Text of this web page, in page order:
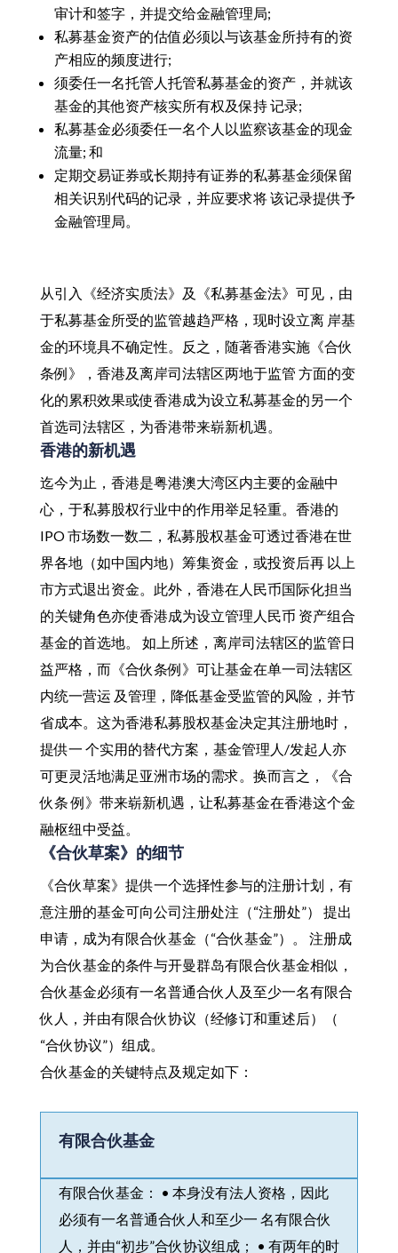
审计和签字，并提交给金融管理局;
私募基金资产的估值必须以与该基金所持有的资
产相应的频度进行;
须委任一名托管人托管私募基金的资产，并就该
基金的其他资产核实所有权及保持 记录;
私募基金必须委任一名个人以监察该基金的现金
流量; 和
定期交易证券或长期持有证券的私募基金须保留
相关识别代码的记录，并应要求将 该记录提供予
金融管理局。
从引入《经济实质法》及《私募基金法》可见，由
于私募基金所受的监管越趋严格，现时设立离 岸基
金的环境具不确定性。反之，随著香港实施《合伙
条例》，香港及离岸司法辖区两地于监管 方面的变
化的累积效果或使香港成为设立私募基金的另一个
首选司法辖区，为香港带来崭新机遇。
香港的新机遇
迄今为止，香港是粤港澳大湾区内主要的金融中
心，于私募股权行业中的作用举足轻重。香港的
IPO 市场数一数二，私募股权基金可透过香港在世
界各地（如中国内地）筹集资金，或投资后再 以上
市方式退出资金。此外，香港在人民币国际化担当
的关键角色亦使香港成为设立管理人民币 资产组合
基金的首选地。 如上所述，离岸司法辖区的监管日
益严格，而《合伙条例》可让基金在单一司法辖区
内统一营运 及管理，降低基金受监管的风险，并节
省成本。这为香港私募股权基金决定其注册地时，
提供一 个实用的替代方案，基金管理人/发起人亦
可更灵活地满足亚洲市场的需求。换而言之，《合
伙条 例》带来崭新机遇，让私募基金在香港这个金
融枢纽中受益。
《合伙草案》的细节
《合伙草案》提供一个选择性参与的注册计划，有
意注册的基金可向公司注册处注（“注册处”） 提出
申请，成为有限合伙基金（“合伙基金”）。 注册成
为合伙基金的条件与开曼群岛有限合伙基金相似，
合伙基金必须有一名普通合伙人及至少一名有限合
伙人，并由有限合伙协议（经修订和重述后）（
“合伙协议”）组成。
合伙基金的关键特点及规定如下：
有限合伙基金
有限合伙基金： • 本身没有法人资格，因此
必须有一名普通合伙人和至少一 名有限合伙
人，并由“初步”合伙协议组成； • 有两年的时